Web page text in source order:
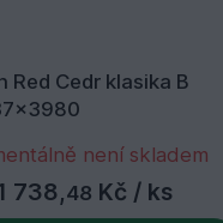
Red Cedr klasika B
není skladem
738,48 Kč / ks